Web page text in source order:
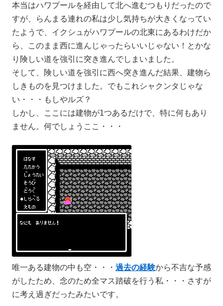
本当はハワプールを経由して北へ進むつもりだったので
すが、らんまる連れの私は少し気持ちが大きくなってい
たようで、イクシュがハワプールの北東にあるわけだか
ら、このまま西に進んじゃったらいいじゃない！とかな
り険しい道を強引に突き進んでしまいました。
そして、険しい道を強引に西へ突き進んだ結果、建物ら
しきものを見つけました。でもこれシャクンタじゃな
い・・・もしやルズ？
しかし、ここには建物が1つあるだけで、特に何もあり
ません。何でしょうここ・・・
唯一ある建物の中も空・・・ 過去の経験から不吉な予感
がしたため、念のため全マス踏破を行う私・・・さすが
に考え過ぎだったみたいです。